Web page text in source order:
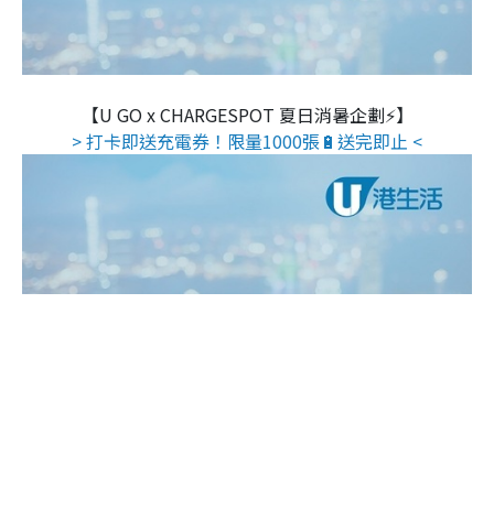
【U GO x CHARGESPOT 夏日消暑企劃⚡】
> 打卡即送充電券！限量1000張🔋送完即止 <